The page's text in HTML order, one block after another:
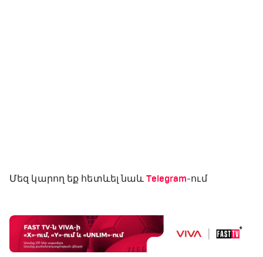
Մեզ կարող եք հետևել նաև Telegram-ում